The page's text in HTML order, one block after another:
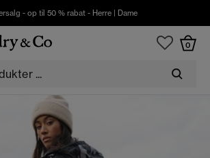
- op til 50 % rabat - Herre| Dame
0